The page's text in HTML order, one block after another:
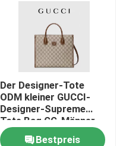
Der Designer-Tote
ODM kleiner GUCCI-
Designer-Supreme
Tote Bag GG-Männer
Bestpreis